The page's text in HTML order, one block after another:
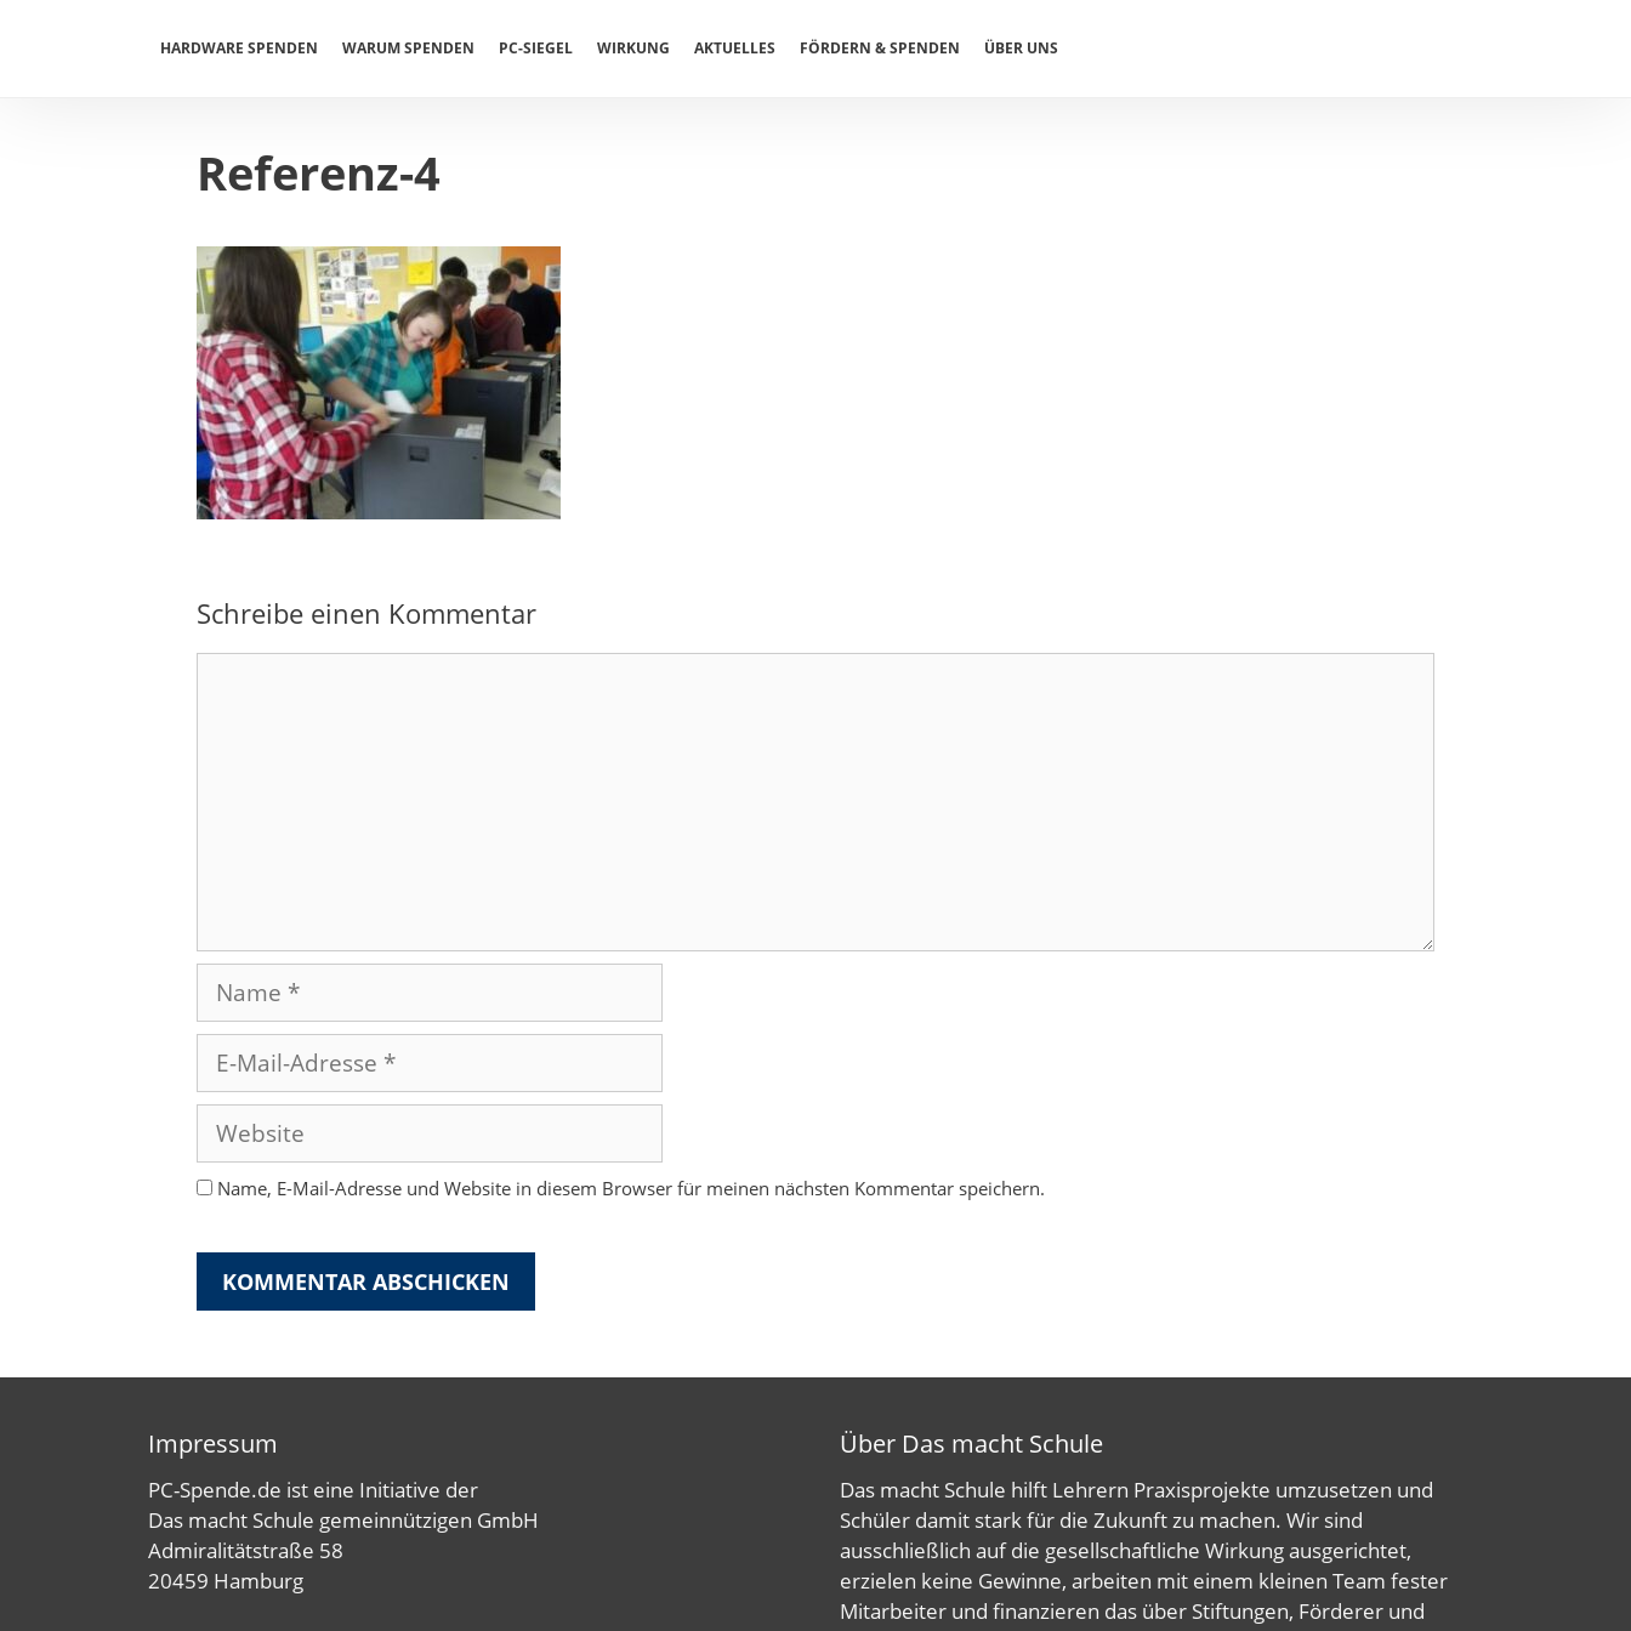
HARDWARE SPENDEN WARUM SPENDEN PC-SIEGEL WIRKUNG AKTUELLES FÖRDERN & SPENDEN ÜBER UNS
Referenz-4
Schreibe einen Kommentar
Name
Mail-
Adresse
Website
Name, E-Mail-Adresse und Website in diesem Browser für meinen nächsten Kommentar speichern.
Impressum
PC-Spende.de ist eine Initiative der
Das macht Schule gemeinnützigen GmbH
Admiralitätstraße 58
20459 Hamburg
Über Das macht Schule
Das macht Schule hilft Lehrern Praxisprojekte umzusetzen und
Schüler damit stark für die Zukunft zu machen. Wir sind
ausschließlich auf die gesellschaftliche Wirkung ausgerichtet,
erzielen keine Gewinne, arbeiten mit einem kleinen Team fester
Mitarbeiter und finanzieren das über Stiftungen, Förderer und